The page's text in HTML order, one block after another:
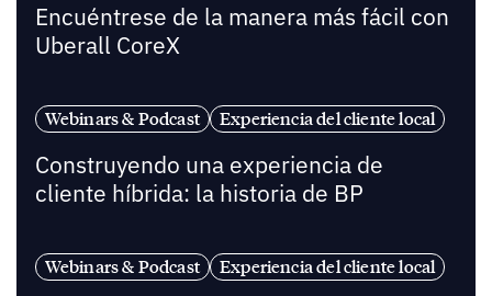
Encuéntrese de la manera más fácil con
Uberall CoreX
Webinars & Podcast Experiencia del cliente local
Construyendo una experiencia de
cliente híbrida: la historia de BP
Webinars & Podcast Experiencia del cliente local